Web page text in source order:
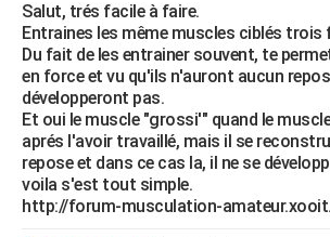
S'inscrire
Se connecter
Lycées
Collèges
Primaires
Universités
Entreprises
Service militaire
Avis de recherche
AVIS DE DÉCÈS
FORUM
Bricolage
Lifestyle
Culture
Sport
Auto
Television
Voyage
Cinema
Salut, trés facile à faire.
Entraines les même muscles ciblés trois
Du fait de les entrainer souvent, te
en force et vu qu'ils n'auront aucun
développeront pas.
Et oui le muscle "grossi'" quand le
aprés l'avoir travaillé, mais il se
repose et dans ce cas la, il ne se
voila s'est tout simple.
http://forum-musculation-